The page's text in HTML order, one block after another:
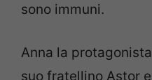
sono immuni.
Anna la protagonista
suo fratellino Astor